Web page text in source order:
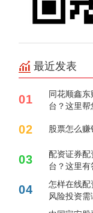
最近发表
01
同花顺鑫
台？这里帮
02 股票怎么
03
配资证券
台？这里有
04
怎样在线
风险投资